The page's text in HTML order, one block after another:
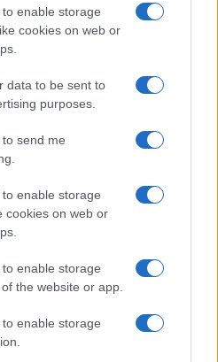
enable storage
cookies on web or
data to be sent to
purposes.
send me
enable storage
cookies on web or
enable storage
the website or app.
enable storage